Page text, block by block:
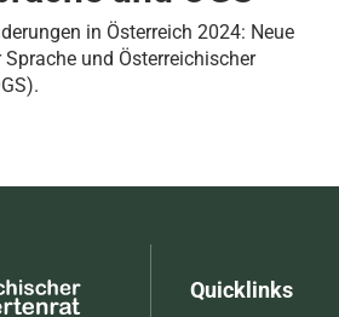
in Österreich 2024: Neue
und Österreichischer
Quicklinks